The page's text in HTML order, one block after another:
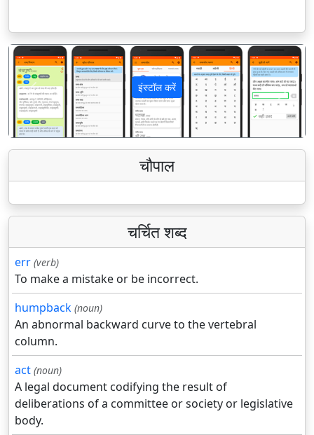
इंस्टॉल करें
पिछला अगला
चौपाल
चर्चित शब्द
err (verb)
To make a mistake or be incorrect.
humpback (noun)
An abnormal backward curve to the vertebral
column.
act (noun)
A legal document codifying the result of
deliberations of a committee or society or legislative
body.